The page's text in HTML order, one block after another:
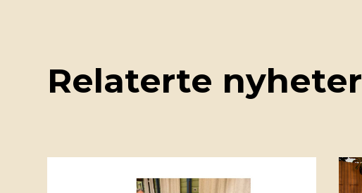
Relaterte nyheter